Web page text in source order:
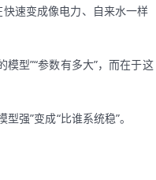
速变成像电力、自来水一样
型”“参数有多大”，而在于这
强”变成“比谁系统稳”。